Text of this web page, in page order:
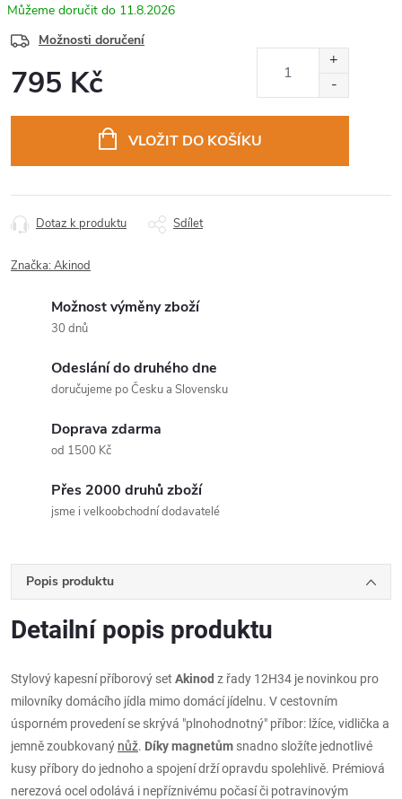
11.8.2026
Možnosti doručení
795 Kč
VLOŽIT DO KOŠÍKU
Dotaz k produktu Sdílet
Značka:Akinod
Možnost výměny zboží
30 dnů
Odeslání do druhého dne
doručujeme po Česku a Slovensku
Doprava zdarma
od 1500 Kč
Přes 2000 druhů zboží
jsme i velkoobchodní dodavatelé
Popis produktu
Detailní popis produktu
Stylový kapesní příborový set Akinod z řady 12H34 je novinkou pro
milovníky domácího jídla mimo domácí jídelnu. V cestovním
úsporném provedení se skrývá "plnohodnotný" příbor: lžíce, vidlička a
jemně zoubkovaný nůž. Díky magnetům snadno složíte jednotlivé
kusy příbory do jednoho a spojení drží opravdu spolehlivě. Prémiová
nerezová ocel odolává i nepříznivému počasí či potravinovým